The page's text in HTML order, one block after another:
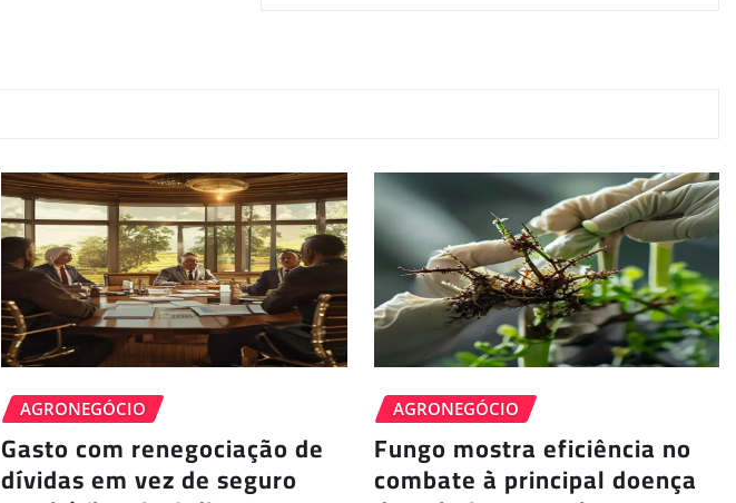
AGRONEGÓCIO
Gasto com renegociação de
dívidas em vez de seguro
AGRONEGÓCIO
Fungo mostra eficiência no
combate à principal doença